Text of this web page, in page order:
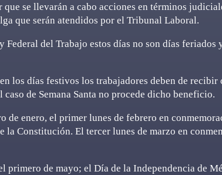
se llevarán a cabo acciones en términos
que serán atendidos por el Tribunal Laboral.
Federal del Trabajo estos días no son días
los días festivos los trabajadores deben de
de Semana Santa no procede dicho beneficio.
de enero, el primer lunes de febrero en
la Constitución. El tercer lunes de marzo en
primero de mayo; el Día de la Independencia de